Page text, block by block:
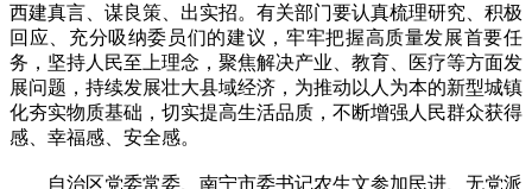
西建真言、谋良策、出实招。有关部门要认真梳理研究、积极
回应、充分吸纳委员们的建议，牢牢把握高质量发展首要任
务，坚持人民至上理念，聚焦解决产业、教育、医疗等方面发
展问题，持续发展壮大县域经济，为推动以人为本的新型城镇
化夯实物质基础，切实提高生活品质，不断增强人民群众获得
感、幸福感、安全感。
自治区党委常委、南宁市委书记农生文参加民进、无党派